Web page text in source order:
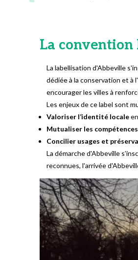
La convention
La labellisation d'Abbeville
dédiée à la conservation et à
encourager les villes à
Les enjeux de ce label sont
Valoriser l’identité locale
Mutualiser les
Concilier usages et
La démarche d'Abbeville
reconnues, l'arrivée